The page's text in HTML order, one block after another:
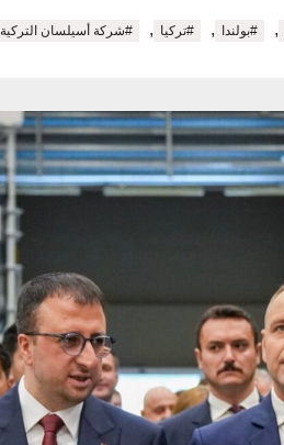
, #بولندا , #تركيا , #شركة أسيلسان التركية